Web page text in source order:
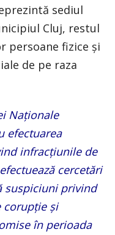
sediul
Cluj, restul
persoane fizice şi
de pe raza
Naţionale
efectuarea
infracţiunile de
cercetări
suspiciuni privind
corupţie şi
în perioada